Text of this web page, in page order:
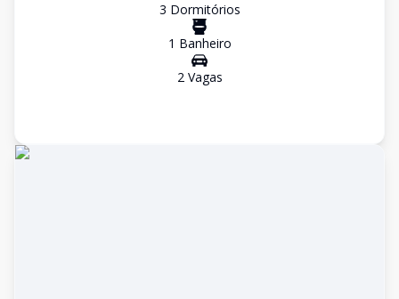
3 Dormitórios
1 Banheiro
2Vagas